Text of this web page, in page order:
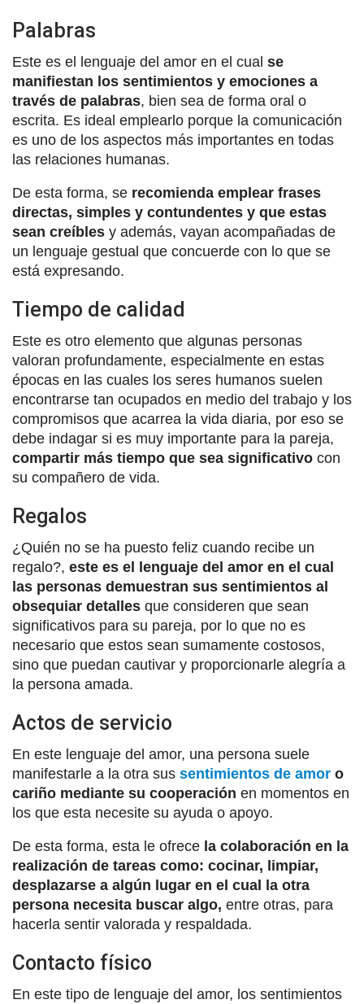
Palabras
Este es el lenguaje del amor en el cual se
manifiestan los sentimientos y emociones a
través de palabras, bien sea de forma oral o
escrita. Es ideal emplearlo porque la comunicación
es uno de los aspectos más importantes en todas
las relaciones humanas.
De esta forma, se recomienda emplear frases
directas, simples y contundentes y que estas
sean creíbles y además, vayan acompañadas de
un lenguaje gestual que concuerde con lo que se
está expresando.
Tiempo de calidad
Este es otro elemento que algunas personas
valoran profundamente, especialmente en estas
épocas en las cuales los seres humanos suelen
encontrarse tan ocupados en medio del trabajo y los
compromisos que acarrea la vida diaria, por eso se
debe indagar si es muy importante para la pareja,
compartir más tiempo que sea significativo con
su compañero de vida.
Regalos
¿Quién no se ha puesto feliz cuando recibe un
regalo?, este es el lenguaje del amor en el cual
las personas demuestran sus sentimientos al
obsequiar detalles que consideren que sean
significativos para su pareja, por lo que no es
necesario que estos sean sumamente costosos,
sino que puedan cautivar y proporcionarle alegría a
la persona amada.
Actos de servicio
En este lenguaje del amor, una persona suele
manifestarle a la otra sus sentimientos de amor o
cariño mediante su cooperación en momentos en
los que esta necesite su ayuda o apoyo.
De esta forma, esta le ofrece la colaboración en la
realización de tareas como: cocinar, limpiar,
desplazarse a algún lugar en el cual la otra
persona necesita buscar algo, entre otras, para
hacerla sentir valorada y respaldada.
Contacto físico
En este tipo de lenguaje del amor, los sentimientos